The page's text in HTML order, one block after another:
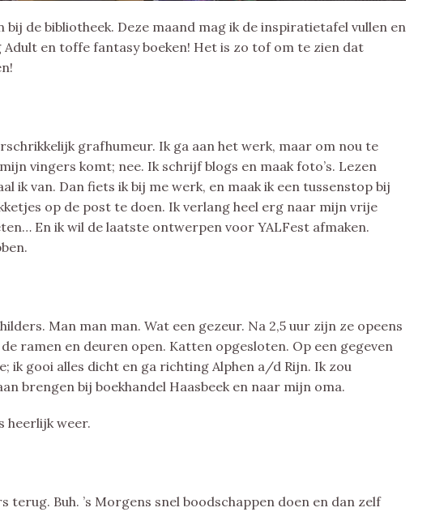
de bibliotheek. Deze maand mag ik de inspiratietafel vullen en
en toffe fantasy boeken! Het is zo tof om te zien dat
grafhumeur. Ik ga aan het werk, maar om nou te
vingers komt; nee. Ik schrijf blogs en maak foto’s. Lezen
ik van. Dan fiets ik bij me werk, en maak ik een tussenstop bij
op de post te doen. Ik verlang heel erg naar mijn vrije
En ik wil de laatste ontwerpen voor YALFest afmaken.
Man man man. Wat een gezeur. Na 2,5 uur zijn ze opeens
ramen en deuren open. Katten opgesloten. Op een gegeven
ik gooi alles dicht en ga richting Alphen a/d Rijn. Ik zou
brengen bij boekhandel Haasbeek en naar mijn oma.
heerlijk weer.
terug. Buh. ’s Morgens snel boodschappen doen en dan zelf